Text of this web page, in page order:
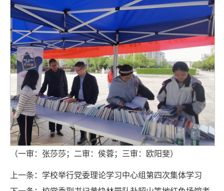
（一审：张莎莎；二审：侯蓉；三审：欧阳斐）
上一条： 学校举行党委理论学习中心组第四次集体学习